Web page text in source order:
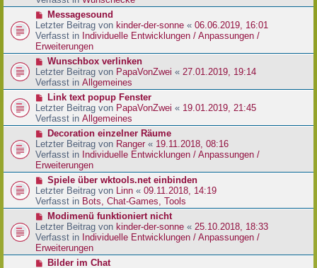
g
i
r
a
g
e
r
B
e
i
r
a
g
N
e
u
e
r
B
e
i
r
a
g
Messagesound
Letzter Beitrag von kinder-der-sonne « 06.06.2019, 16:01
Verfasst in Individuelle Entwicklungen / Anpassungen /
Erweiterungen
N
e
u
e
r
B
e
t
r
a
g
Wunschbox verlinken
Letzter Beitrag von PapaVonZwei « 27.01.2019, 19:14
Verfasst in Allgemeines
N
e
u
e
r
B
e
i
r
a
g
Link text popup Fenster
Letzter Beitrag von PapaVonZwei « 19.01.2019, 21:45
Verfasst in Allgemeines
N
e
u
e
r
B
e
i
r
a
g
Decoration einzelner Räume
Letzter Beitrag von Ranger « 19.11.2018, 08:16
Verfasst in Individuelle Entwicklungen / Anpassungen /
Erweiterungen
N
e
u
e
r
B
e
i
Spiele über wktools.net einbinden
Letzter Beitrag von Linn « 09.11.2018, 14:19
Verfasst in Bots, Chat-Games, Tools
N
e
u
e
r
Modimenü funktioniert nicht
Letzter Beitrag von kinder-der-sonne « 25.10.2018, 18:33
Verfasst in Individuelle Entwicklungen / Anpassungen /
Erweiterungen
NBilder im Chat